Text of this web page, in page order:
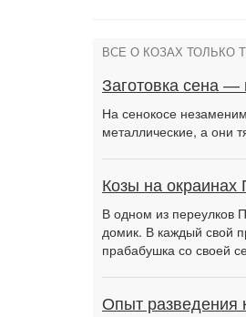
ВСЕ О КОЗАХ ТОЛЬКО
Заготовка сена —
На сенокосе
металлические, а они
Козы на окраинах
В одном из переулков
домик. В каждый свой
прабабушка со своей
Опыт разведения